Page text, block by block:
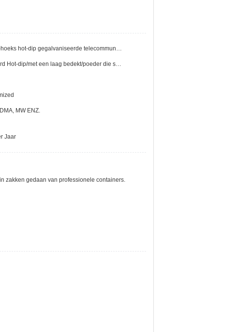
Guyed de driehoeks hot-dip gegalvaniseerde telecommunicatie van uitstekende kwaliteit draadtoren
Gegalvaniseerd Hot-dip/met een laag bedekt/poeder die schilderen
MW ENZ.
Jaar
zakken gedaan van professionele containers.